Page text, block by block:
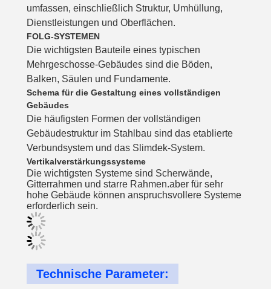
umfassen, einschließlich Struktur, Umhüllung,
Dienstleistungen und Oberflächen.
FOLG-SYSTEMEN
Die wichtigsten Bauteile eines typischen
Mehrgeschosse-Gebäudes sind die Böden,
Balken, Säulen und Fundamente.
Schema für die Gestaltung eines vollständigen
Gebäudes
Die häufigsten Formen der vollständigen
Gebäudestruktur im Stahlbau sind das etablierte
Verbundsystem und das Slimdek-System.
Vertikalverstärkungssysteme
Die wichtigsten Systeme sind Scherwände,
Gitterrahmen und starre Rahmen.aber für sehr
hohe Gebäude können anspruchsvollere Systeme
erforderlich sein.
Technische Parameter: